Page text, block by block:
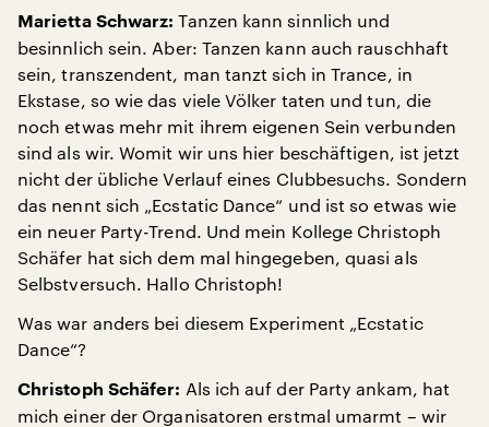
Marietta Schwarz: Tanzen kann sinnlich und
besinnlich sein. Aber: Tanzen kann auch rauschhaft
sein, transzendent, man tanzt sich in Trance, in
Ekstase, so wie das viele Völker taten und tun, die
noch etwas mehr mit ihrem eigenen Sein verbunden
sind als wir. Womit wir uns hier beschäftigen, ist jetzt
nicht der übliche Verlauf eines Clubbesuchs. Sondern
das nennt sich „Ecstatic Dance“ und ist so etwas wie
ein neuer Party-Trend. Und mein Kollege Christoph
Schäfer hat sich dem mal hingegeben, quasi als
Selbstversuch. Hallo Christoph!
Was war anders bei diesem Experiment „Ecstatic
Dance“?
Christoph Schäfer: Als ich auf der Party ankam, hat
mich einer der Organisatoren erstmal umarmt – wir